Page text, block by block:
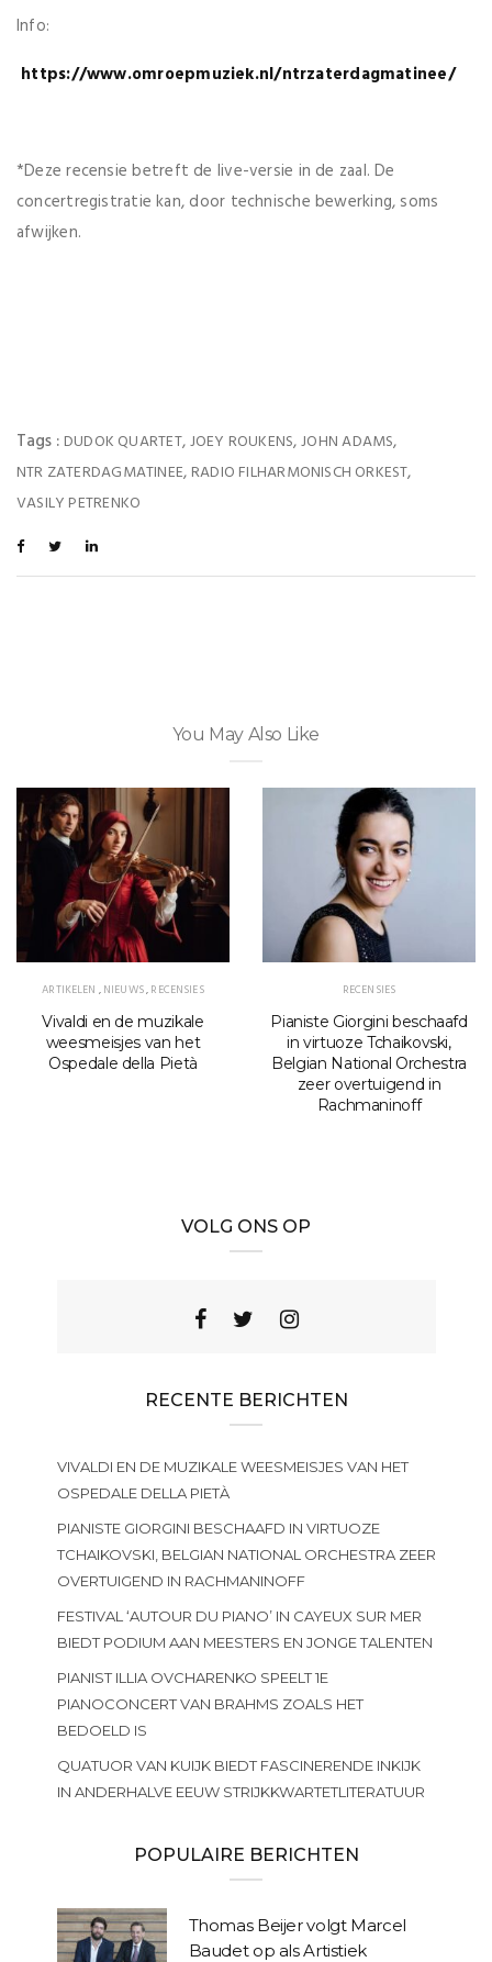
Info:
https://www.omroepmuziek.nl/ntrzaterdagmatinee/
*Deze recensie betreft de live-versie in de zaal. De
concertregistratie kan, door technische bewerking, soms
afwijken.
Tags : DUDOK QUARTET,JOEY ROUKENS,JOHN ADAMS,
NTR ZATERDAGMATINEE, RADIO FILHARMONISCH ORKEST,
VASILY PETRENKO
You May Also Like
ARTIKELEN ,NIEUWS,RECENSIES
Vivaldi en de muzikale
weesmeisjes van het
Ospedale della Pietà
RECENSIES
Pianiste Giorgini beschaafd
in virtuoze Tchaikovski,
Belgian National Orchestra
zeer overtuigend in
Rachmaninoff
VOLG ONS OP
RECENTE BERICHTEN
VIVALDI EN DE MUZIKALE WEESMEISJES VAN HET
OSPEDALE DELLA PIETÀ
PIANISTE GIORGINI BESCHAAFD IN VIRTUOZE
TCHAIKOVSKI, BELGIAN NATIONAL ORCHESTRA ZEER
OVERTUIGEND IN RACHMANINOFF
FESTIVAL ‘AUTOUR DU PIANO’ IN CAYEUX SUR MER
BIEDT PODIUM AAN MEESTERS EN JONGE TALENTEN
PIANIST ILLIA OVCHARENKO SPEELT 1E
PIANOCONCERT VAN BRAHMS ZOALS HET
BEDOELD IS
QUATUOR VAN KUIJK BIEDT FASCINERENDE INKIJK
IN ANDERHALVE EEUW STRIJKKWARTETLITERATUUR
POPULAIRE BERICHTEN
Thomas Beijer volgt Marcel
Baudet op als Artistiek